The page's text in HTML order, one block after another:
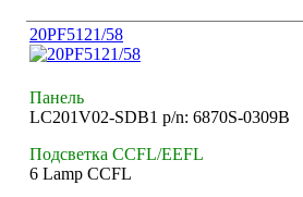
20PF5121/58
Панель
LC201V02-SDB1 p/n: 6870S-0309B
Подсветка CCFL/EEFL
6 Lamp CCFL